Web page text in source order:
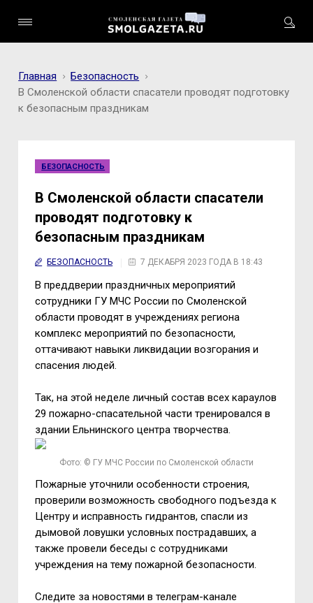
Главная
Безопасность
В Смоленской области спасатели проводят подготовку
к безопасным праздникам
БЕЗОПАСНОСТЬ
В Смоленской области спасатели
проводят подготовку к
безопасным праздникам
БЕЗОПАСНОСТЬ 7 ДЕКАБРЯ 2023 ГОДА В 18:43
В преддверии праздничных мероприятий
сотрудники ГУ МЧС России по Смоленской
области проводят в учреждениях региона
комплекс мероприятий по безопасности,
оттачивают навыки ликвидации возгорания и
спасения людей.
Так, на этой неделе личный состав всех караулов
29 пожарно-спасательной части тренировался в
здании Ельнинского центра творчества.
Фото: © ГУ МЧС России по Смоленской области
Пожарные уточнили особенности строения,
проверили возможность свободного подъезда к
Центру и исправность гидрантов, спасли из
дымовой ловушки условных пострадавших, а
также провели беседы с сотрудниками
учреждения на тему пожарной безопасности.
Следите за новостями в телеграм-канале